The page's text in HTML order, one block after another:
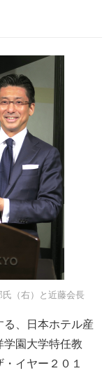
（右）と近藤会長
、日本ホテル産
学園大学特任教
イヤー２０１